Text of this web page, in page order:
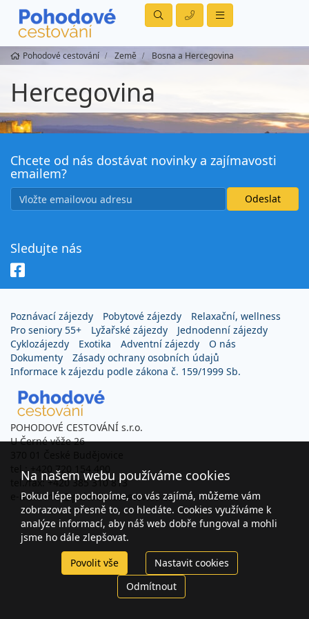
Pohodové cestování Země Bosna a Hercegovina
Hercegovina
Chcete od nás dostávat novinky a zajímavosti
emailem?
Sledujte nás
Poznávací zájezdy Pobytové zájezdy
Relaxační, wellness
Pro seniory 55+
Lyžařské zájezdy
Jednodenní zájezdy
Cyklozájezdy
Exotika Adventní zájezdy
O nás
Dokumenty
Zásady ochrany osobních údajů
Informace k zájezdu podle zákona č. 159/1999 Sb.
POHODOVÉ CESTOVÁNÍ s.r.o.
U Černé věže 26
tel.: +420 720 154 400
tel./fax: +420 385 310 813
e-mail: info@pohodovecestovani.cz
Na našem webu používáme cookies
Pokud lépe pochopíme, co vás zajímá, můžeme vám
zobrazovat přesně to, co hledáte. Cookies využíváme k
analýze informací, aby náš web dobře fungoval a mohli
jsme ho dále zlepšovat.
Povolit vše
Nastavit cookies
Odmítnout